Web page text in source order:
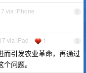
2
via iPhone
3
via iPad 1
而引发农业革命，再通过
问题。